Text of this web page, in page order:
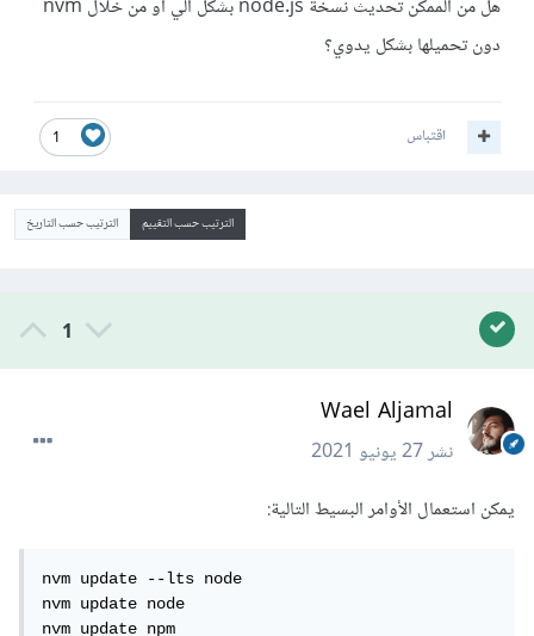
هل من الممكن تحديث نسخة node.js بشكل آلي أو من خلال nvm
دون تحميلها بشكل يدوي؟
1 اقتباس
الترتيب حسب التقييم الترتيب حسب التاريخ
1
Wael Aljamal
نشر27 يونيو 2021
يمكن استعمال الأوامر البسيط التالية:
nvm update --lts node
nvm update node
nvm update npm